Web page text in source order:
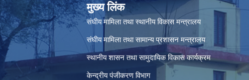
मुख्य लिंक
संघीय मामिला तथा स्थानीय विकास मन्त्रालय
संघीय मामिला तथा सामान्य प्रशासन मन्त्रालय
स्थानीय शासन तथा सामुदायिक विकास कार्यक्रम
केन्द्रीय पंजीकरण विभाग